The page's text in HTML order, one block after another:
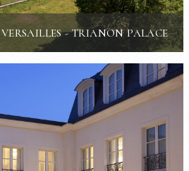
- TRIANON PALACE